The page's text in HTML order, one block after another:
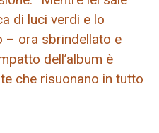
di luci verdi e lo
– ora sbrindellato e
dell’album è
che risuonano in tutto